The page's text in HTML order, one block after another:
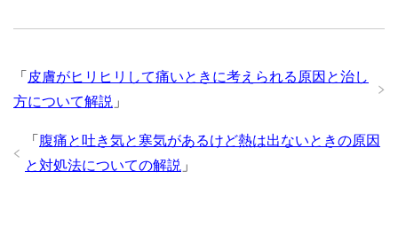
「 皮膚がヒリヒリして痛いときに考えられる原因と治し
方について解説 」
「 腹痛と吐き気と寒気があるけど熱は出ないときの原因
と対処法についての解説 」